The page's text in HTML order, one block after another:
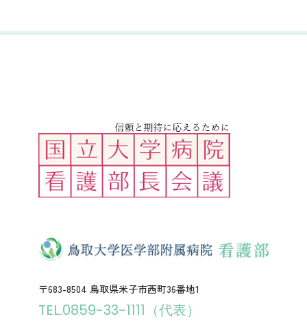
〒683-8504 鳥取県米子市西町36番地1
TEL.0859-33-1111（代表）